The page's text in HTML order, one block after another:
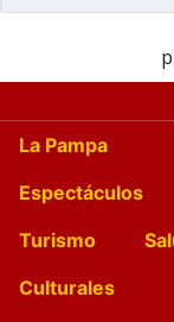
La Pampa
Espectáculos
Turismo
Culturales